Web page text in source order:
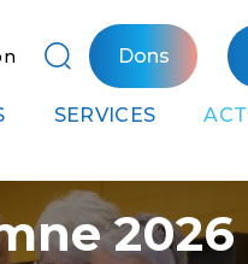
Dons
SERVICES
2026